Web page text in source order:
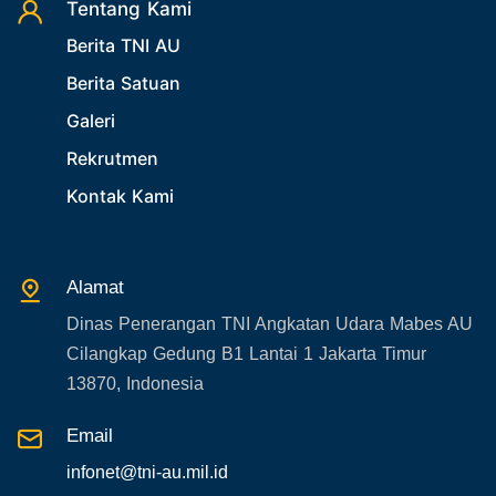
26. Agenda Yasarini
27. Politik
28. Bukan Berita TNI AU
29. Akademik
30. Organisasi TNI
31. SPAM
34. Agenda Kabupaten/Kota
35. Gangguan bandara
36. Kecelakaan pesawat TNI
Tentang Kami
Berita TNI AU
Berita Satuan
Galeri
Rekrutmen
Kontak Kami
Alamat
Dinas Penerangan TNI Angkatan Udara Mabes AU
Cilangkap Gedung B1 Lantai 1 Jakarta Timur
13870, Indonesia
Email
infonet@tni-au.mil.id